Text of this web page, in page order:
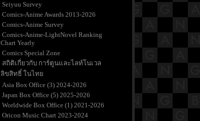
Seiyuu Survey
Comics-Anime Awards 2013-2026
Comics-Anime Survey
Comics-Anime-LightNovel Ranking
Chart Yearly
Comics Special Zone
สถิติเกี่ยวกับ การ์ตูนและไลท์โนเวล
ลิขสิทธิ์ ในไท
Asia Box Office (3) 2024-2026
Japan Box Office (5) 2025-2026
Worldwide Box Office (1) 2021-2026
Oricon Music Chart 2023-2024